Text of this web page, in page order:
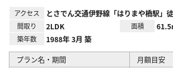
アクセス とさでん交通伊野線「はりまや橋駅」
間取り 2LDK 面積
築年数 1988年 3月 築
プラン名・期間 月額目安